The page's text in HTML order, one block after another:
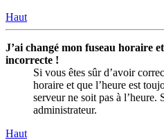
Haut
J’ai changé mon fuseau horaire
incorrecte !
Si vous êtes sûr d’avoir
horaire et que l’heure est
serveur ne soit pas à l’heure.
administrateur.
Haut